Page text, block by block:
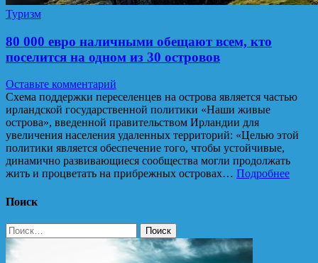
Туризм
80 000 евро наличными обещают всем, кто
поселится на одном из 30 островов
Оставьте комментарий
Схема поддержки переселенцев на острова является частью
ирландской государственной политики «Наши живые
острова», введенной правительством Ирландии для
увеличения населения удаленных территорий: «Целью этой
политики является обеспечение того, чтобы устойчивые,
динамично развивающиеся сообщества могли продолжать
жить и процветать на прибрежных островах… Подробнее
Поиск
Найти: